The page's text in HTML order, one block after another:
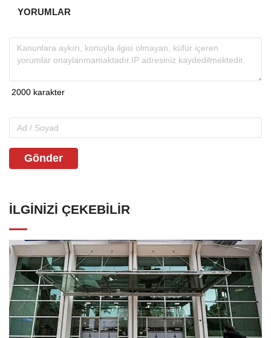
YORUMLAR
Gönder
İLGINIZI ÇEKEBILIR